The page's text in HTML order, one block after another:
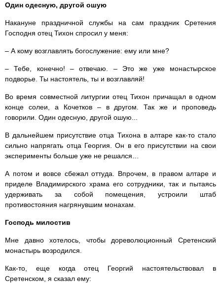
Один одесную, другой ошую
Накануне праздничной службы на сам праздник Сретения
Господня отец Тихон спросил у меня:
– А кому возглавлять богослужение: ему или мне?
– Тебе, конечно! – отвечаю. – Это же уже монастырское
подворье. Ты настоятель, ты и возглавляй!
Во время совместной литургии отец Тихон причащал в одном
конце солеи, а Кочетков – в другом. Так же и проповедь
говорили. Один одесную, другой ошую...
В дальнейшем присутствие отца Тихона в алтаре как-то стало
сильно напрягать отца Георгия. Он в его присутствии на свои
эксперименты больше уже не решался…
А потом и вовсе сбежал оттуда. Впрочем, в правом алтаре и
приделе Владимирского храма его сотрудники, так и пытаясь
удерживать за собой помещения, устроили штаб
противостояния нагрянувшим монахам.
Господь милостив
Мне давно хотелось, чтобы дореволюционный Сретенский
монастырь возродился.
Как-то, еще когда отец Георгий настоятельствовал в
Сретенском, я сказал ему: